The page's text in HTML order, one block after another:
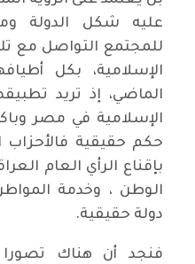
عليه شكل الدولة
للمجتمع التواصل مع
الإسلامية، بكل
الماضي، إذ تريد
الإسلامية في مصر
حكم حقيقية فالأحزاب
بإقناع الرأي العام
الوطن ، وخدمة
دولة
فنجد أن هناك